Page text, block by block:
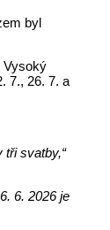
byl
Vysoký
7., 26. 7. a
tři svatby,“
6. 2026 je